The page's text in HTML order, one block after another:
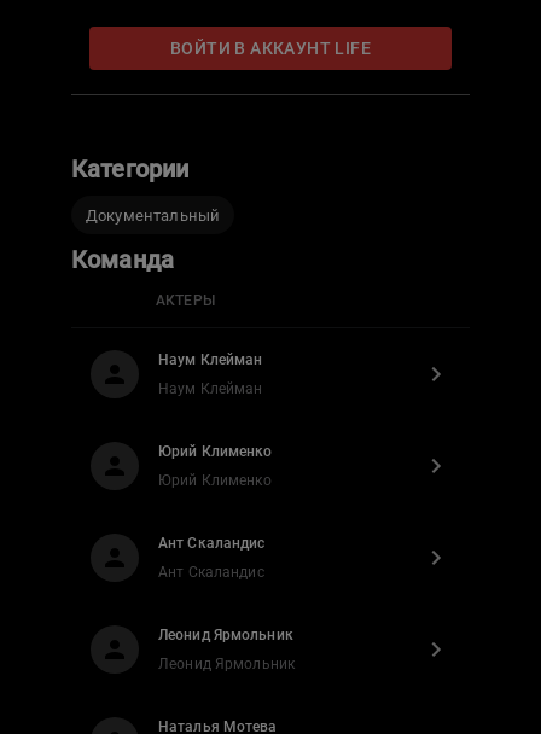
ВОЙТИ В АККАУНТ LIFE
Категории
Документальный
Команда
АКТЕРЫ
Наум Клейман
Наум Клейман
Юрий Клименко
Юрий Клименко
Ант Скаландис
Ант Скаландис
Леонид Ярмольник
Леонид Ярмольник
Наталья Мотева